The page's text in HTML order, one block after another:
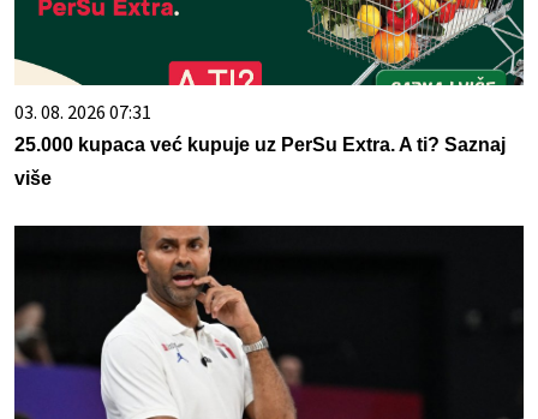
03. 08. 2026 07:31
25.000 kupaca već kupuje uz PerSu Extra. A ti? Saznaj
više